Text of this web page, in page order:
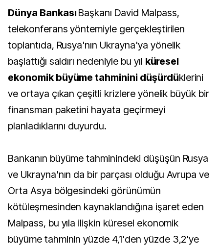
Dünya Bankası Başkanı David Malpass,
telekonferans yöntemiyle gerçekleştirilen
toplantıda, Rusya'nın Ukrayna'ya yönelik
başlattığı saldırı nedeniyle bu yıl küresel
ekonomik büyüme tahminini düşürdüklerini
ve ortaya çıkan çeşitli krizlere yönelik büyük bir
finansman paketini hayata geçirmeyi
planladıklarını duyurdu.
Bankanın büyüme tahminindeki düşüşün Rusya
ve Ukrayna'nın da bir parçası olduğu Avrupa ve
Orta Asya bölgesindeki görünümün
kötüleşmesinden kaynaklandığına işaret eden
Malpass, bu yıla ilişkin küresel ekonomik
büyüme tahminin yüzde 4,1'den yüzde 3,2'ye